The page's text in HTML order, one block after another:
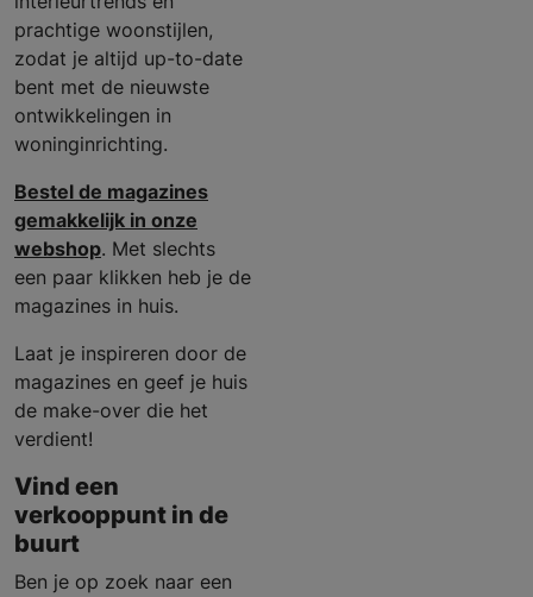
prachtige woonstijlen,
zodat je altijd up-to-date
bent met de nieuwste
ontwikkelingen in
woninginrichting.
Bestel de magazines
gemakkelijk in onze
webshop. Met slechts
een paar klikken heb je de
magazines in huis.
Laat je inspireren door de
magazines en geef je huis
de make-over die het
verdient!
Vind een
verkooppunt in de
buurt
Ben je op zoek naar een